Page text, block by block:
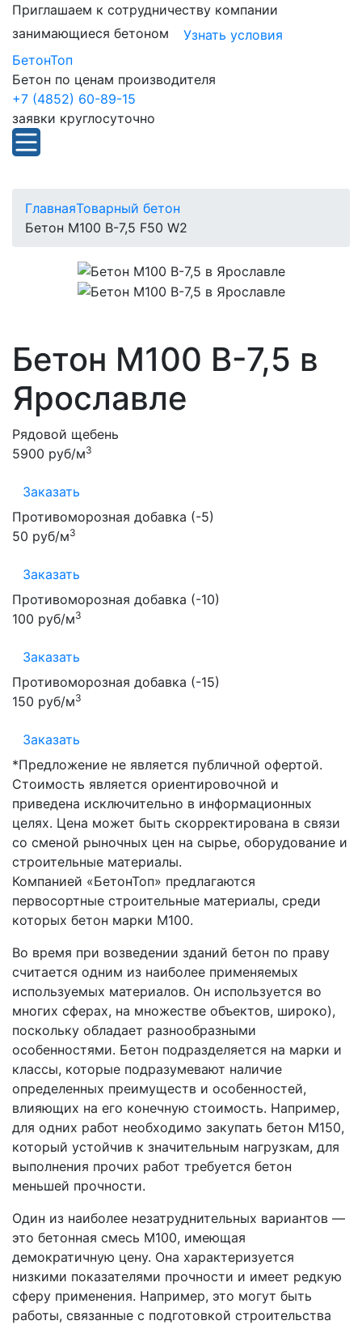
Приглашаем к сотрудничеству компании
занимающиеся бетоном
Узнать условия
БетонТоп
Бетон по ценам производителя
+7 (4852) 60-89-15
заявки круглосуточно
ГлавнаяТоварный бетон
Бетон М100 В-7,5 F50 W2
Бетон М100 В-7,5 в
Ярославле
Рядовой щебень
5900 руб/м3
Заказать
Противоморозная добавка (-5)
50 руб/м3
Заказать
Противоморозная добавка (-10)
100 руб/м3
Заказать
Противоморозная добавка (-15)
150 руб/м3
Заказать
*Предложение не является публичной офертой.
Стоимость является ориентировочной и
приведена исключительно в информационных
целях. Цена может быть скорректирована в связи
со сменой рыночных цен на сырье, оборудование и
строительные материалы.
Компанией «БетонТоп» предлагаются
первосортные строительные материалы, среди
которых бетон марки М100.
Во время при возведении зданий бетон по праву
считается одним из наиболее применяемых
используемых материалов. Он используется во
многих сферах, на множестве объектов, широко),
поскольку обладает разнообразными
особенностями. Бетон подразделяется на марки и
классы, которые подразумевают наличие
определенных преимуществ и особенностей,
влияющих на его конечную стоимость. Например,
для одних работ необходимо закупать бетон М150,
который устойчив к значительным нагрузкам, для
выполнения прочих работ требуется бетон
меньшей прочности.
Один из наиболее незатруднительных вариантов —
это бетонная смесь М100, имеющая
демократичную цену. Она характеризуется
низкими показателями прочности и имеет редкую
сферу применения. Например, это могут быть
работы, связанные с подготовкой строительства